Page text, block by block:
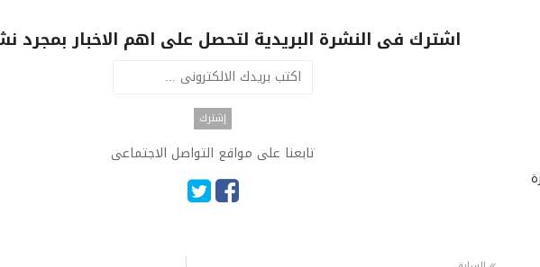
اشترك فى النشرة البريدية لتحصل على اهم الاخبار بمجرد
تابعنا على مواقع التواصل الاجتماعى